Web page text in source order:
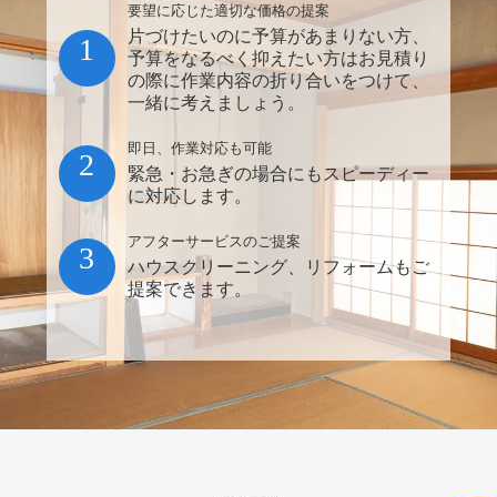
要望に応じた適切な価格の提案
片づけたいのに予算があまりない方、
予算をなるべく抑えたい方はお見積り
の際に作業内容の折り合いをつけて、
一緒に考えましょう。
1
即日、作業対応も可能
緊急・お急ぎの場合にもスピーディー
に対応します。
2
アフターサービスのご提案
ハウスクリーニング、リフォームもご
提案できます。
3